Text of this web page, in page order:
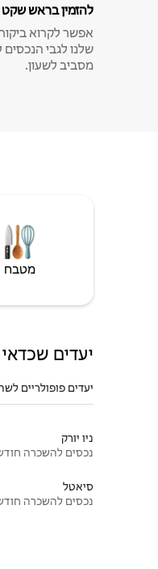
להזמין בראש שקט
אפשר לקרוא
שלנו לגבי
מסביב לשעון.
מטבח
יעדים
יעדים פופולריים
ניו יורק
נכסים להשכרה
סיאטל
נכסים להשכרה